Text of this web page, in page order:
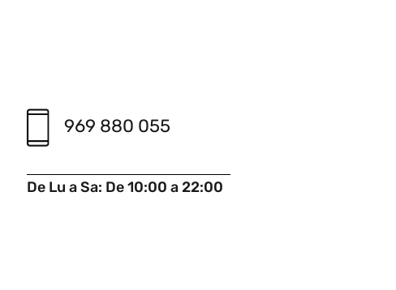
969 880 055
De Lu a Sa: De 10:00 a 22:00